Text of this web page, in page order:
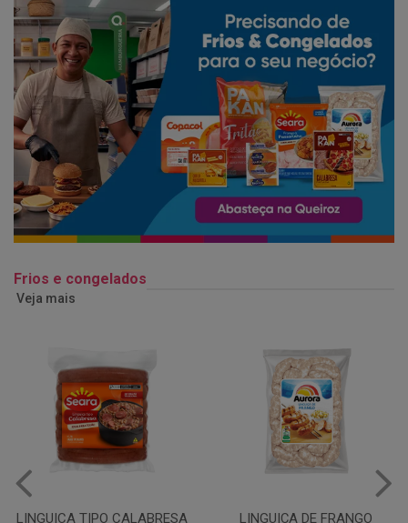
Frios e congelados
Veja mais
LINGUIÇA DE FRANGO QUEIJO MUSSARELA